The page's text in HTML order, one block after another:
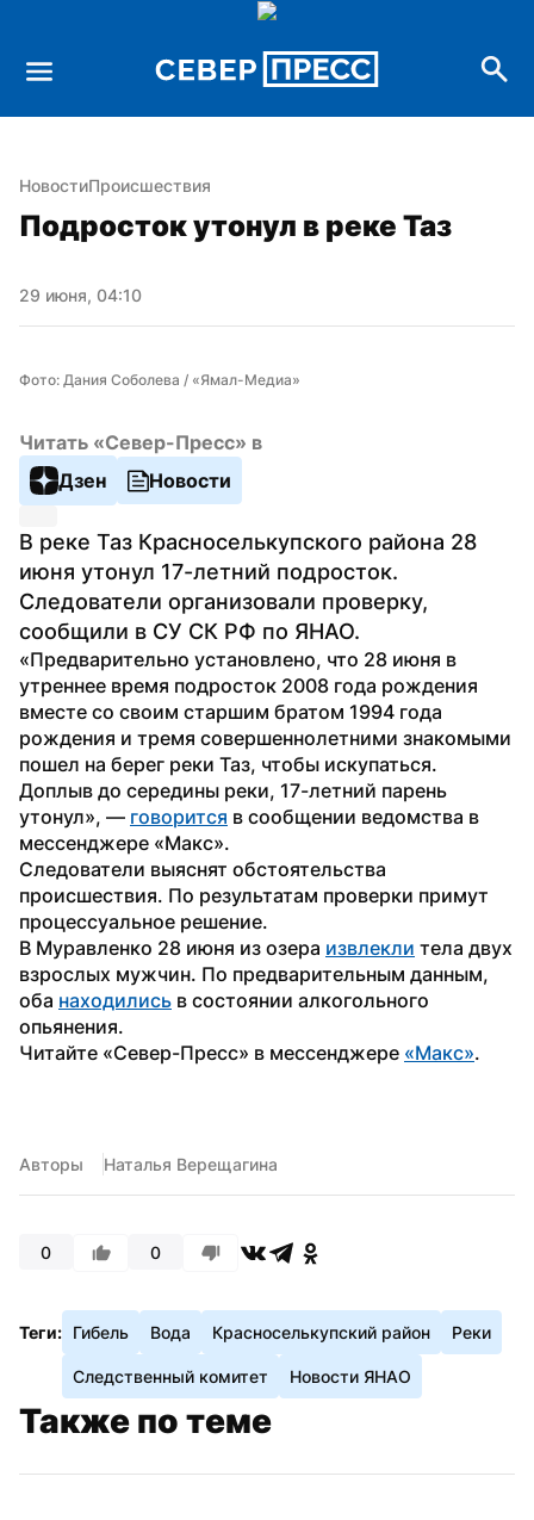
НовостиПроисшествия
Подросток утонул в реке Таз
29 июня, 04:10
Фото: Дания Соболева / «Ямал-Медиа»
Читать «Север-Пресс» в
Дзен
Новости
В реке Таз Красноселькупского района 28
июня утонул 17-летний подросток.
Следователи организовали проверку,
сообщили в СУ СК РФ по ЯНАО.
«Предварительно установлено, что 28 июня в
утреннее время подросток 2008 года рождения
вместе со своим старшим братом 1994 года
рождения и тремя совершеннолетними знакомыми
пошел на берег реки Таз, чтобы искупаться.
Доплыв до середины реки, 17-летний парень
утонул», — говорится в сообщении ведомства в
мессенджере «Макс».
Следователи выяснят обстоятельства
происшествия. По результатам проверки примут
процессуальное решение.
В Муравленко 28 июня из озера извлекли тела двух
взрослых мужчин. По предварительным данным,
оба находились в состоянии алкогольного
опьянения.
Читайте «Север-Пресс» в мессенджере «Макс».
Авторы Наталья Верещагина
0 0
Теги: Гибель Вода Красноселькупский район Реки
Следственный комитет Новости ЯНАО
Также по теме